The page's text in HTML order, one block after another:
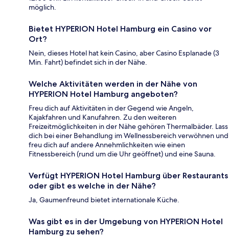
möglich.
Bietet HYPERION Hotel Hamburg ein Casino vor
Ort?
Nein, dieses Hotel hat kein Casino, aber Casino Esplanade (3
Min. Fahrt) befindet sich in der Nähe.
Welche Aktivitäten werden in der Nähe von
HYPERION Hotel Hamburg angeboten?
Freu dich auf Aktivitäten in der Gegend wie Angeln,
Kajakfahren und Kanufahren. Zu den weiteren
Freizeitmöglichkeiten in der Nähe gehören Thermalbäder. Lass
dich bei einer Behandlung im Wellnessbereich verwöhnen und
freu dich auf andere Annehmlichkeiten wie einen
Fitnessbereich (rund um die Uhr geöffnet) und eine Sauna.
Verfügt HYPERION Hotel Hamburg über Restaurants
oder gibt es welche in der Nähe?
Ja, Gaumenfreund bietet internationale Küche.
Was gibt es in der Umgebung von HYPERION Hotel
Hamburg zu sehen?